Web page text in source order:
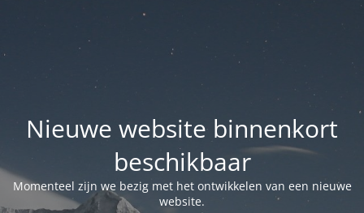
Nieuwe website binnenkort
beschikbaar
Momenteel zijn we bezig met het ontwikkelen van een nieuwe
website.